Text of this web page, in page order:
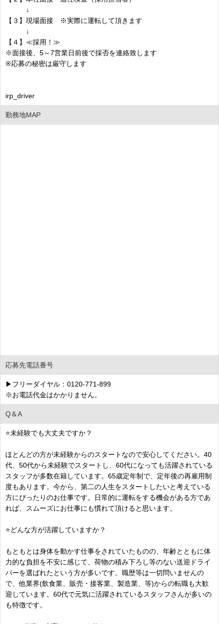
↓
【３】現場面接 ※実際に運転して頂きます
↓
【４】≪採用！≫
※面接後、5～7営業日前後で採否を連絡致します
※応募の秘密は厳守します
irp_driver
勤務地MAP
応募先電話番号
▶フリーダイヤル：0120-771-899
※お電話代金はかかりません。
Q＆A
⭐未経験でも大丈夫ですか？
ほとんどの方が未経験からのスタートなので安心してください。40
代、50代から未経験でスタートし、60代になっても活躍されている
スタッフが多数在籍しています。65歳定年制で、定年後の再雇用制
度もあります。今から、第二の人生をスタートしたいと考えている
方にぴったりのお仕事です。日常的に運転をする機会がある方であ
れば、スムーズにお仕事にも慣れて頂けると思います。
⭐どんな方が活躍していますか？
もともとは身体を動かす仕事をされていたものの、年齢とともに体
力的な負担を不安に感じて、荷物の積み下ろし等のない送迎ドライ
バーを選ばれたという方が多いです。職歴等は一切問いませんの
で、他業界(飲食業、販売・接客業、製造業、等)からの転職も大歓
迎しています。60代で元気に活躍されているスタッフさんが多いの
も特徴です。